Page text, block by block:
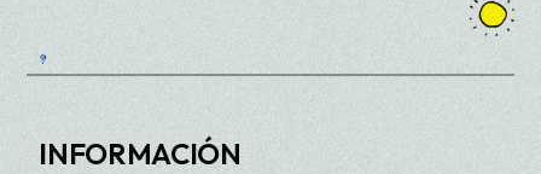
INFORMACIÓN